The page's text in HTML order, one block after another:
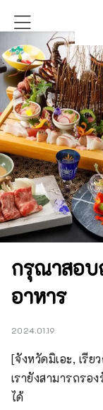
กรุณาสอบ
อาหาร
2024.01.19
[จังหวัดมิเอะ, เรี
เรายังสามารถรอ
ได้